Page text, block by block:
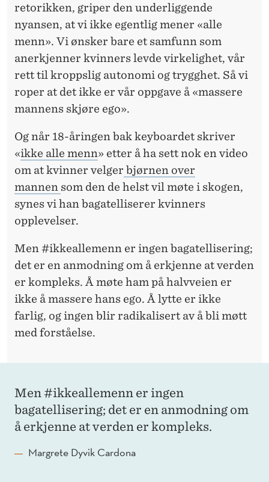
retorikken, griper den underliggende
nyansen, at vi ikke egentligmener «alle
menn». Vi ønsker bare et samfunn som
anerkjenner kvinners levde virkelighet, vår
rett til kroppslig autonomi og trygghet. Så vi
roper at det ikke er vår oppgave å «massere
mannens skjøre ego».
Og når 18-åringen bak keyboardet skriver
«ikke alle menn» etter å ha sett nok en video
om at kvinner velger bjørnen over
mannen som den de helst vil møte i skogen,
synes vi han bagatelliserer kvinners
opplevelser.
Men #ikkeallemenn er ingen bagatellisering;
det er en anmodning om å erkjenne at verden
er kompleks. Å møte ham på halvveien er
ikke å massere hans ego. Å lytte er ikke
farlig, og ingen blir radikalisert av å bli møtt
med forståelse.
Men #ikkeallemenn er ingen
bagatellisering; det er en anmodning om
å erkjenne at verden er kompleks.
Margrete Dyvik Cardona